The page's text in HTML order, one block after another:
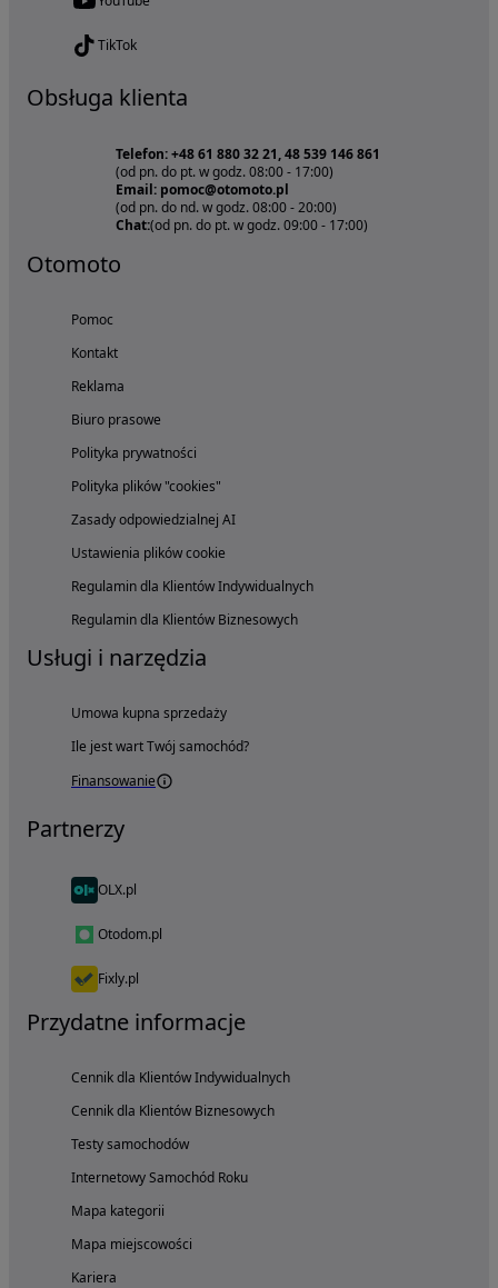
TikTok
Obsługa klienta
Telefon: +48 61 880 32 21, 48 539 146 861
(od pn. do pt. w godz. 08:00 - 17:00)
Email: pomoc@otomoto.pl
(od pn. do nd. w godz. 08:00 - 20:00)
Chat:(od pn. do pt. w godz. 09:00 - 17:00)
Otomoto
Pomoc
Kontakt
Reklama
Biuro prasowe
Polityka prywatności
Polityka plików "cookies"
Zasady odpowiedzialnej AI
Ustawienia plików cookie
Regulamin dla Klientów Indywidualnych
Regulamin dla Klientów Biznesowych
Usługi i narzędzia
Umowa kupna sprzedaży
Ile jest wart Twój samochód?
Finansowanie
Partnerzy
OLX.pl
Otodom.pl
Fixly.pl
Przydatne informacje
Cennik dla Klientów Indywidualnych
Cennik dla Klientów Biznesowych
Testy samochodów
Internetowy Samochód Roku
Mapa kategorii
Mapa miejscowości
Kariera